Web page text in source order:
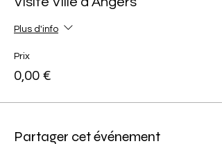
Plus d'info
Prix
0,00 €
Partager cet événement